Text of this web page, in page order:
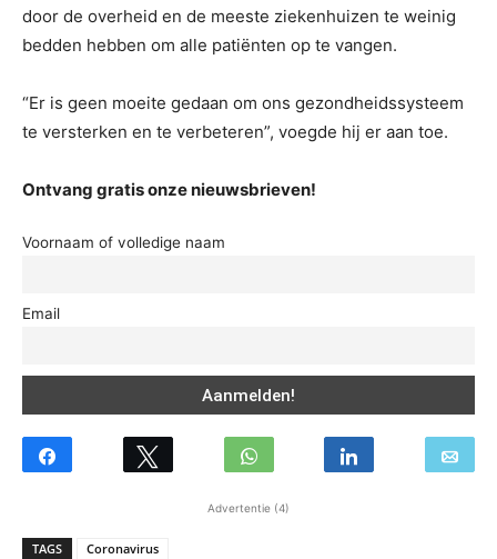
door de overheid en de meeste ziekenhuizen te weinig
bedden hebben om alle patiënten op te vangen.
“Er is geen moeite gedaan om ons gezondheidssysteem
te versterken en te verbeteren”, voegde hij er aan toe.
Ontvang gratis onze nieuwsbrieven!
Voornaam of volledige naam
Email
Advertentie (4)
TAGS Coronavirus